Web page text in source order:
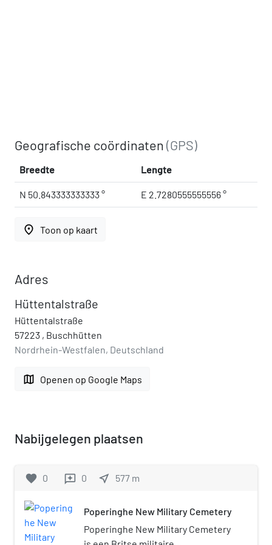
Geografische coördinaten(GPS)
Breedte Lengte
N 50.843333333333 ° E 2.7280555555556 °
place Toon op kaart
Adres
Hüttentalstraße
Hüttentalstraße
57223 , Buschhütten
Nordrhein-Westfalen, Deutschland
map Openen op Google Maps
Nabijgelegen plaatsen
favorite 0 reviews 0 near_me 577 m
Poperinghe New Military Cemetery
Poperinghe New Military Cemetery